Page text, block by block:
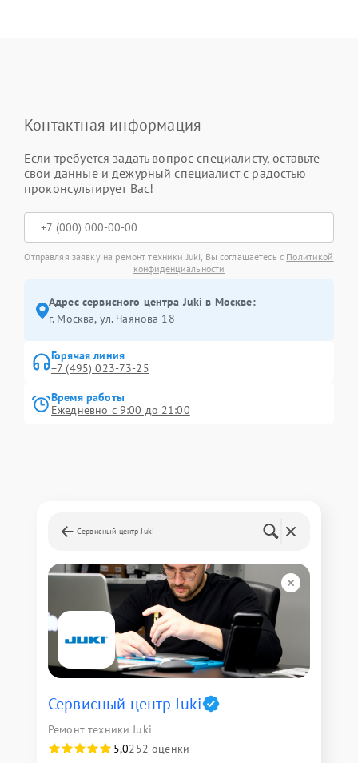
Контактная информация
Если требуется задать вопрос специалисту, оставьте
свои данные и дежурный специалист с радостью
проконсультирует Вас!
Отправляя заявку на ремонт техники Juki, Вы соглашаетесь с Политикой
конфиденциальности
Адрес сервисного центра Juki в Москве:
г. Москва, ул. Чаянова 18
Горячая линия
+7 (495) 023-73-25
Время работы
Ежедневно с 9:00 до 21:00
Сервисный центр Juki
Сервисный центр Juki
Ремонт техники Juki
5,0252 оценки